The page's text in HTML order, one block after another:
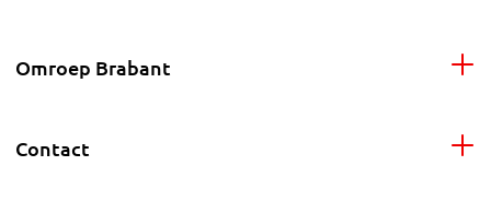
Omroep Brabant
Contact